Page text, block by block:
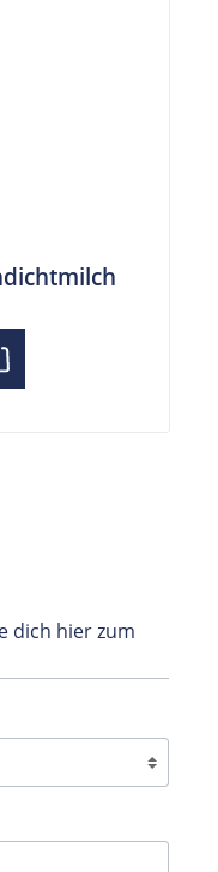
dich hier zum